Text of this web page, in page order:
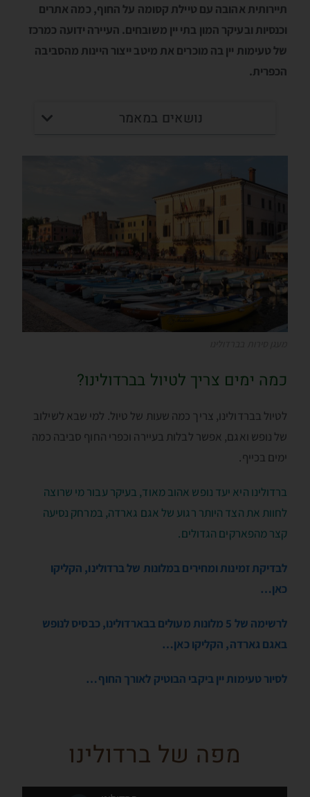
תיירותית אהובה עם טיילת קסומה על החוף, כמה אתרים
וכנסיות ובעיקר המון בתי יין משובחים. העיירה ידועה כמרכז
של טעימות יין בה מוכרים את מיטב ייצור היינות מהסביבה
הכפרית.
נושאים במאמר
כמה ימים צריך לטיול בברדולינו?
לטיול בברדולינו, צריך כמה שעות של טיול. למי שבא לשילוב
של נופש ואגם, אפשר לבלות בעיירה וכפרי החוף סביבה כמה
ימים בכייף.
ברדולינו היא יעד נופש אהוב מאוד, בעיקר עבור מי שרוצה
לחוות את הצד היותר רגוע של אגם גארדה, במרחק נסיעה
קצר מהפארקים הגדולים.
לבדיקת זמינות ומחירים במלונות של ברדולינו, הקליקו
כאן…
לרשימה של 5 מלונות מעולים בבארדולינו, כבסיס לנופש
באגם גארדה, הקליקו כאן…
לסיור טעימות יין ביקבי הבוטיק לאורך החוף…
מפה של ברדולינו